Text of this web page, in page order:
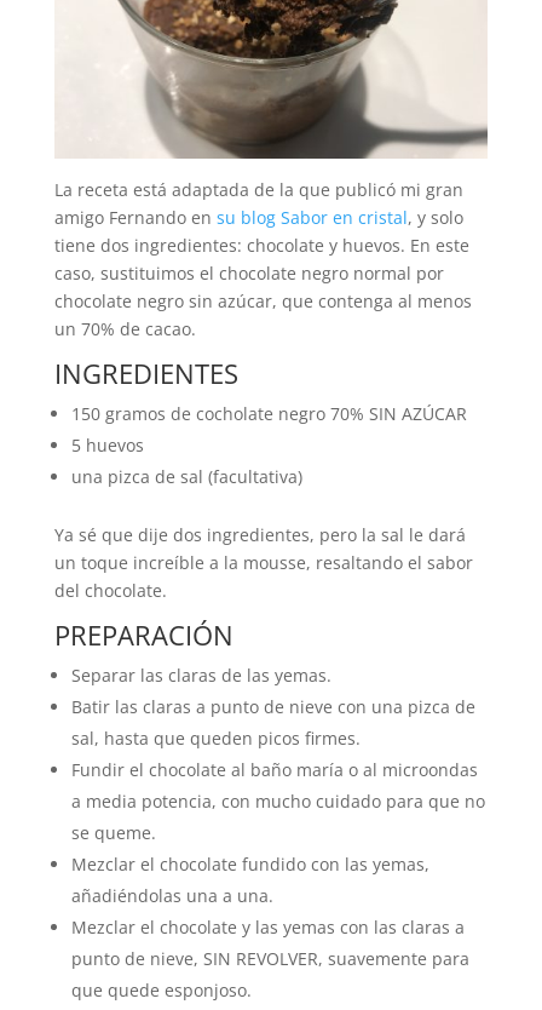
La receta está adaptada de la que publicó mi gran
amigo Fernando en su blog Sabor en cristal, y solo
tiene dos ingredientes: chocolate y huevos. En este
caso, sustituimos el chocolate negro normal por
chocolate negro sin azúcar, que contenga al menos
un 70% de cacao.
INGREDIENTES
150 gramos de cocholate negro 70% SIN AZÚCAR
5 huevos
una pizca de sal (facultativa)
Ya sé que dije dos ingredientes, pero la sal le dará
un toque increíble a la mousse, resaltando el sabor
del chocolate.
PREPARACIÓN
Separar las claras de las yemas.
Batir las claras a punto de nieve con una pizca de
sal, hasta que queden picos firmes.
Fundir el chocolate al baño maría o al microondas
a media potencia, con mucho cuidado para que no
se queme.
Mezclar el chocolate fundido con las yemas,
añadiéndolas una a una.
Mezclar el chocolate y las yemas con las claras a
punto de nieve, SIN REVOLVER, suavemente para
que quede esponjoso.